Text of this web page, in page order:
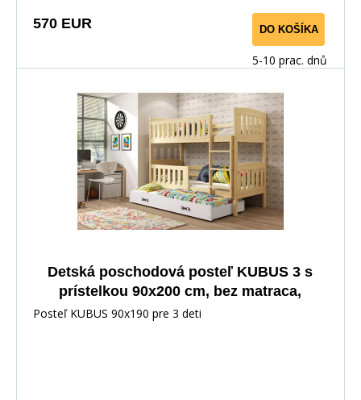
570 EUR DO KOŠÍKA
5-10 prac. dnů
Detská poschodová posteľ KUBUS 3 s
prístelkou 90x200 cm, bez matraca,
Prírodná/Biela
Posteľ KUBUS 90x190 pre 3 deti